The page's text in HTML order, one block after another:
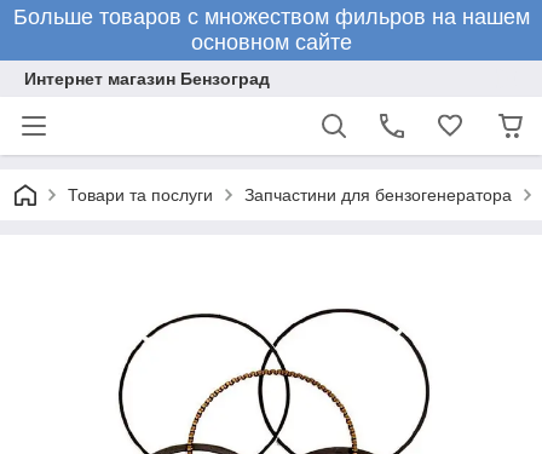
Больше товаров с множеством фильров на нашем
основном сайте
Интернет магазин Бензоград
Товари та послуги Запчастини для бензогенератора